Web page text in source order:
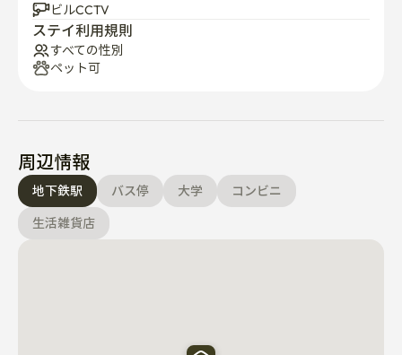
ビルCCTV
ステイ利用規則
すべての性別
ペット可
周辺情報
地下鉄駅 バス停 大学
コンビニ
生活雑貨店